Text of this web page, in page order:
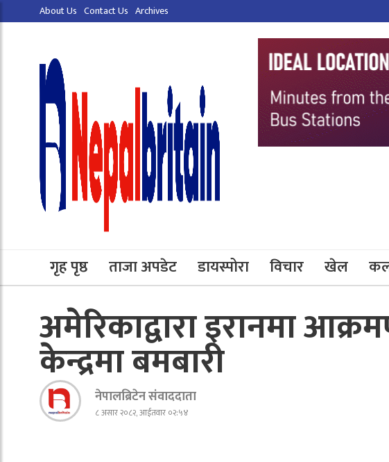
About Us Contact Us Archives
गृह पृष्ठ ताजा अपडेट डायस्पोरा विचार खेल
अमेरिकाद्वारा इरानमा
केन्द्रमा बमबारी
नेपालब्रिटेन संवाददाता
८ असार २०८२, आईतवार ०२:५४